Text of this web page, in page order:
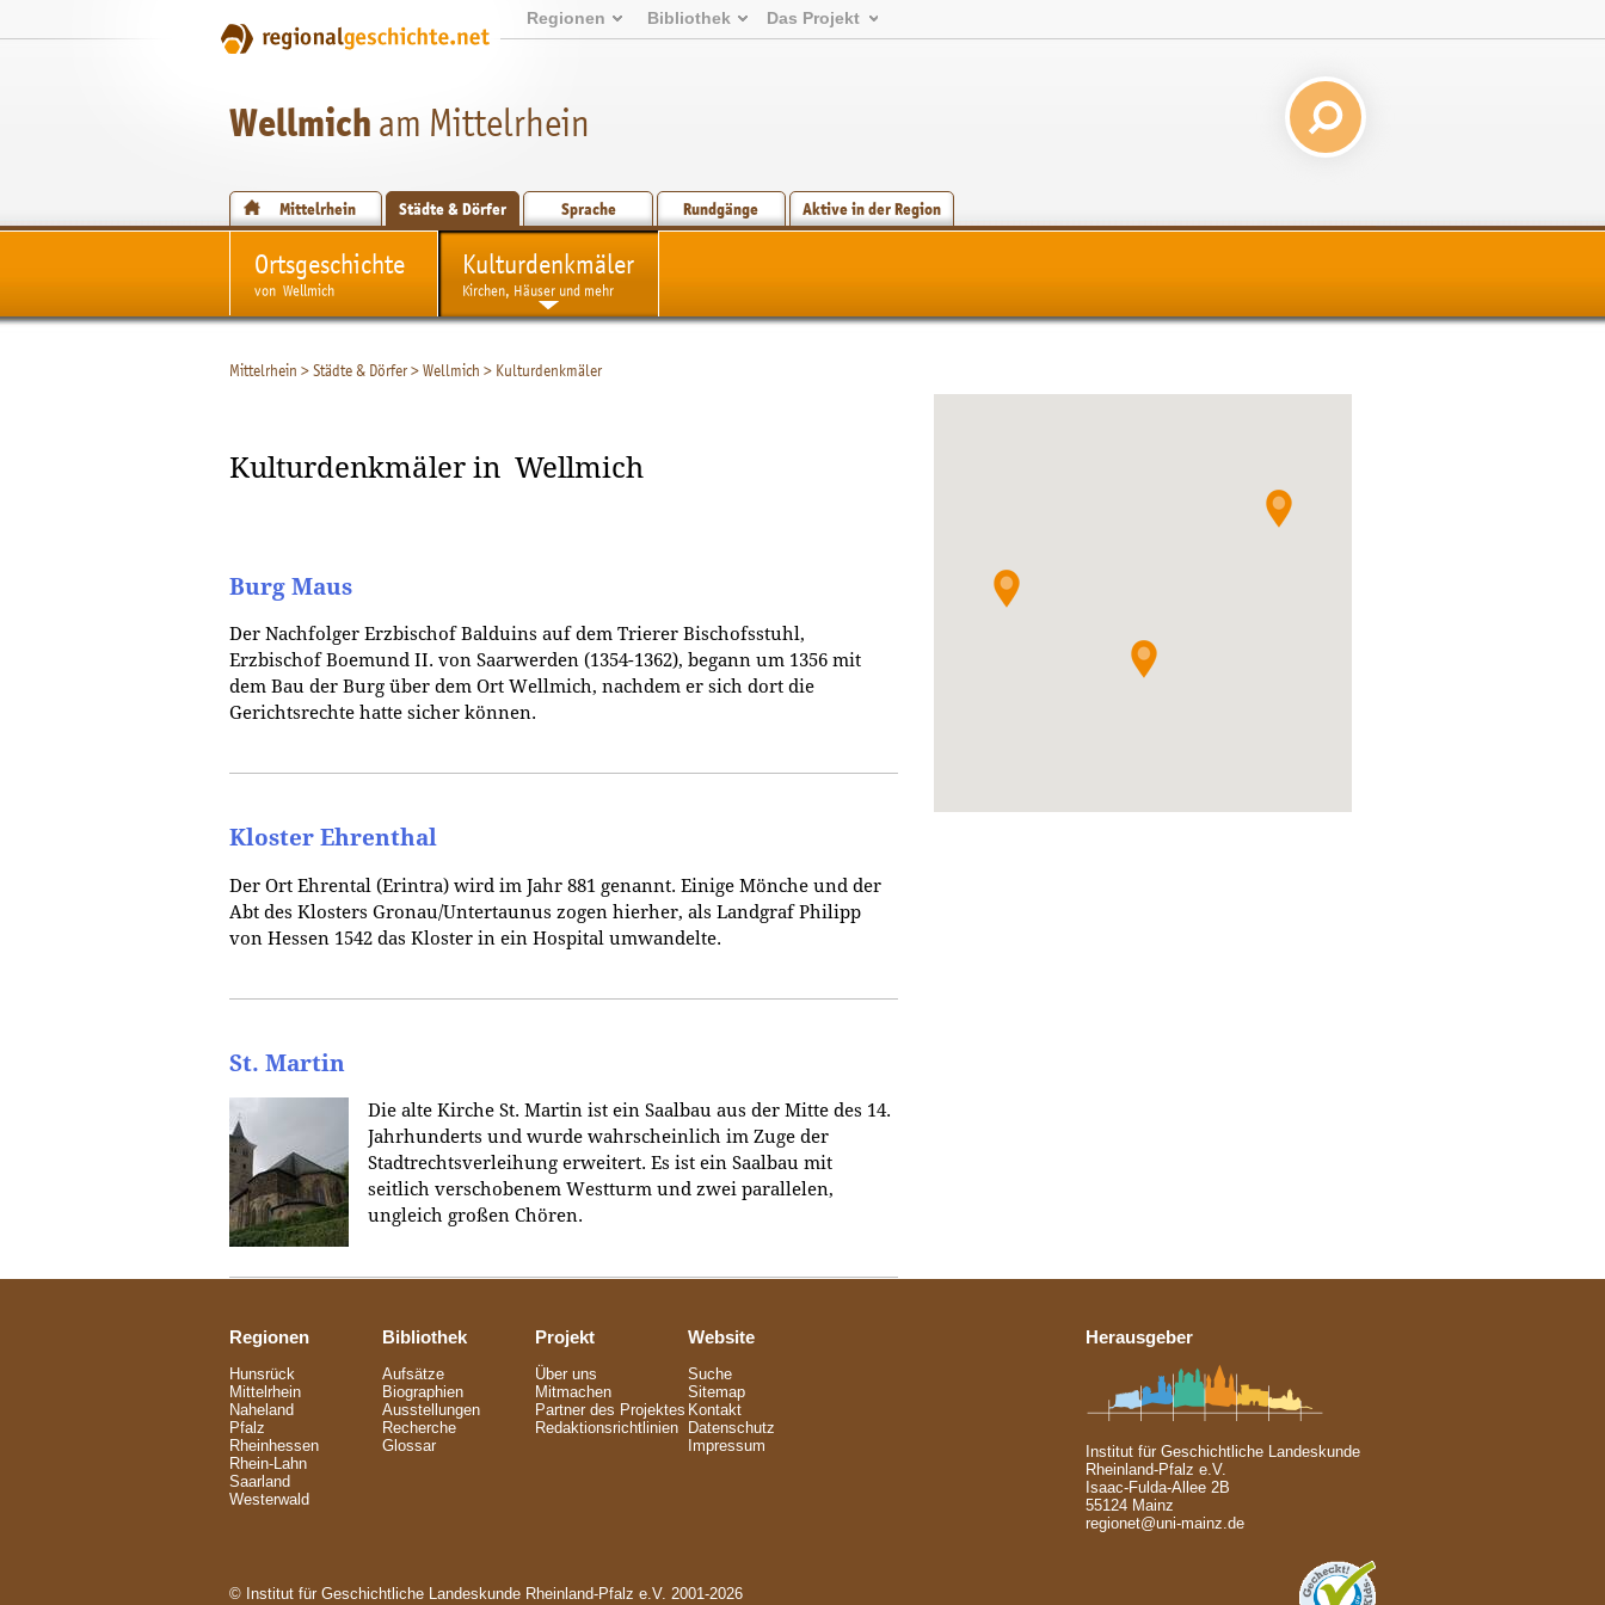
Regionen Bibliothek Das Projekt
Wellmich am Mittelrhein
Mittelrhein Städte & Dörfer Sprache Rundgänge Aktive in der Region
Ortsgeschichte
von Wellmich
Kulturdenkmäler
Kirchen, Häuser und mehr
Mittelrhein >Städte & Dörfer>Wellmich > Kulturdenkmäler
Kulturdenkmäler in Wellmich
Burg Maus
Der Nachfolger Erzbischof Balduins auf dem Trierer Bischofsstuhl,
Erzbischof Boemund II. von Saarwerden (1354-1362), begann um 1356 mit
dem Bau der Burg über dem Ort Wellmich, nachdem er sich dort die
Gerichtsrechte hatte sicher können.
Kloster Ehrenthal
Der Ort Ehrental (Erintra) wird im Jahr 881 genannt. Einige Mönche und der
Abt des Klosters Gronau/Untertaunus zogen hierher, als Landgraf Philipp
von Hessen 1542 das Kloster in ein Hospital umwandelte.
St. Martin
Die alte Kirche St. Martin ist ein Saalbau aus der Mitte des 14.
Jahrhunderts und wurde wahrscheinlich im Zuge der
Stadtrechtsverleihung erweitert. Es ist ein Saalbau mit
seitlich verschobenem Westturm und zwei parallelen,
ungleich großen Chören.
Regionen
Hunsrück
Mittelrhein
Naheland
Pfalz
Rheinhessen
Rhein-Lahn
Saarland
Westerwald
Bibliothek
Aufsätze
Biographien
Ausstellungen
Recherche
Glossar
Projekt
Über uns
Mitmachen
Partner des Projektes
Redaktionsrichtlinien
Website
Suche
Sitemap
Kontakt
Datenschutz
Impressum
Herausgeber
Institut für Geschichtliche Landeskunde
Rheinland-Pfalz e.V.
Isaac-Fulda-Allee 2B
55124 Mainz
regionet@uni-mainz.de
© Institut für Geschichtliche Landeskunde Rheinland-Pfalz e.V. 2001-2026